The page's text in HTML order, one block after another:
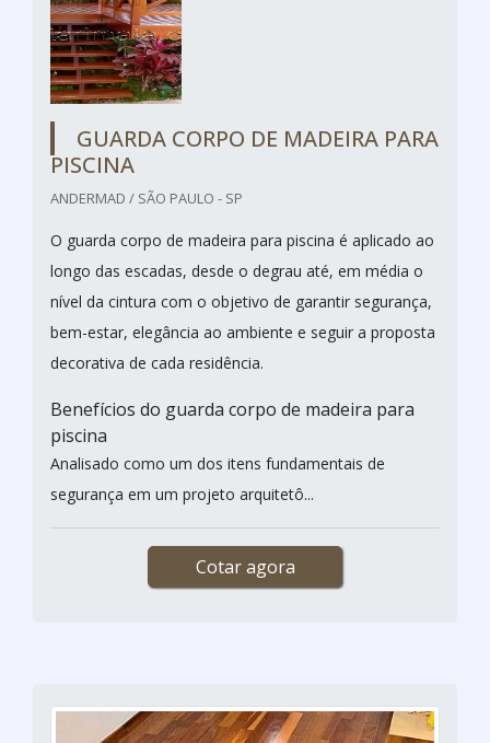
GUARDA CORPO DE MADEIRA PARA
PISCINA
ANDERMAD / SÃO PAULO - SP
O guarda corpo de madeira para piscina é aplicado ao
longo das escadas, desde o degrau até, em média o
nível da cintura com o objetivo de garantir segurança,
bem-estar, elegância ao ambiente e seguir a proposta
decorativa de cada residência.
Benefícios do guarda corpo de madeira para
piscina
Analisado como um dos itens fundamentais de
segurança em um projeto arquitetô...
Cotar agora